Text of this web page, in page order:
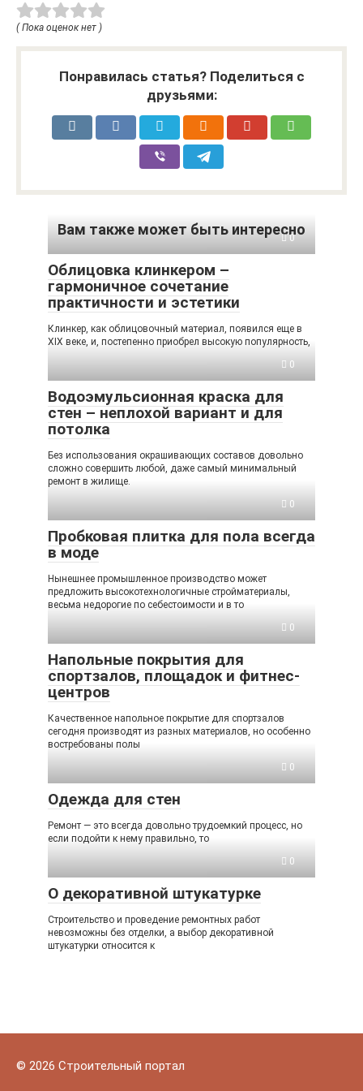
( Пока оценок нет )
Понравилась статья? Поделиться с
друзьями:
Вам также может быть интересно
0
Облицовка клинкером –
гармоничное сочетание
практичности и эстетики
Клинкер, как облицовочный материал, появился еще в
XIX веке, и, постепенно приобрел высокую популярность,
0
Водоэмульсионная краска для
стен – неплохой вариант и для
потолка
Без использования окрашивающих составов довольно
сложно совершить любой, даже самый минимальный
ремонт в жилище.
0
Пробковая плитка для пола всегда
в моде
Нынешнее промышленное производство может
предложить высокотехнологичные стройматериалы,
весьма недорогие по себестоимости и в то
0
Напольные покрытия для
спортзалов, площадок и фитнес-
центров
Качественное напольное покрытие для спортзалов
сегодня производят из разных материалов, но особенно
востребованы полы
0
Одежда для стен
Ремонт — это всегда довольно трудоемкий процесс, но
если подойти к нему правильно, то
0
О декоративной штукатурке
Строительство и проведение ремонтных работ
невозможны без отделки, а выбор декоративной
штукатурки относится к
© 2026 Строительный портал